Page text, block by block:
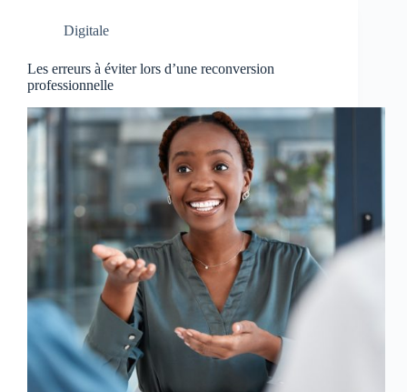
Digitale
Les erreurs à éviter lors d’une reconversion
professionnelle